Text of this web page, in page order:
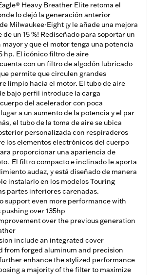
Heavy Breather Elite retoma el
lo dejó la generación anterior
Milwaukee-Eight ¡y le añade una mejora
de un 15 %! Rediseñado para soportar un
y que el motor tenga una potencia
hp. El icónico filtro de aire
con un filtro de algodón lubricado
permite que circulen grandes
limpio hacia el motor. El tubo de aire
bajo perfil introduce la carga
del acelerador con poca
a un aumento de la potencia y el par
el tubo de la toma de aire se ubica
personalizada con respiraderos
los elementos electrónicos del cuerpo
proporcionar una apariencia de
El filtro compacto e inclinado le aporta
audaz, y está diseñado de manera
instalarlo en los modelos Touring
partes inferiores carenadas.
support even more performance with
over 135hp
over the previous generation
include an integrated cover
from forged aluminum and precision
enhance the stylized performance
a majority of the filter to maximize